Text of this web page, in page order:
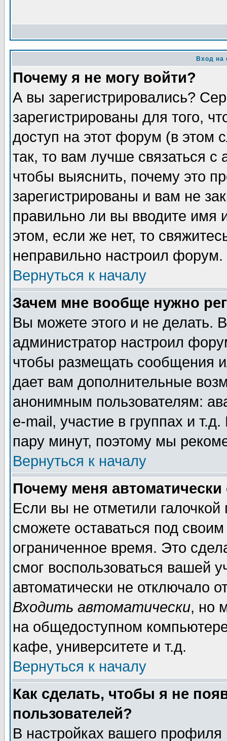
Вход на
Почему я не могу войти?
А вы зарегистрировались?
зарегистрированы для того,
доступ на этот форум (в этом
так, то вам лучше связаться
чтобы выяснить, почему это
зарегистрированы и вам не
правильно ли вы вводите
этом, если же нет, то
неправильно настроил форум.
Вернуться к началу
Зачем мне вообще нужно
Вы можете этого и не делать.
администратор настроил
чтобы размещать сообщения
дает вам дополнительные
анонимным пользователям:
e-mail, участие в группах и
пару минут, поэтому мы
Вернуться к началу
Почему меня автоматически
Если вы не отметили галочкой
сможете оставаться под
ограниченное время. Это
смог воспользоваться вашей
автоматически не отключало
Входить автоматически, но
на общедоступном
кафе, университете и т.д.
Вернуться к началу
Как сделать, чтобы я не
пользователей?
В настройках вашего